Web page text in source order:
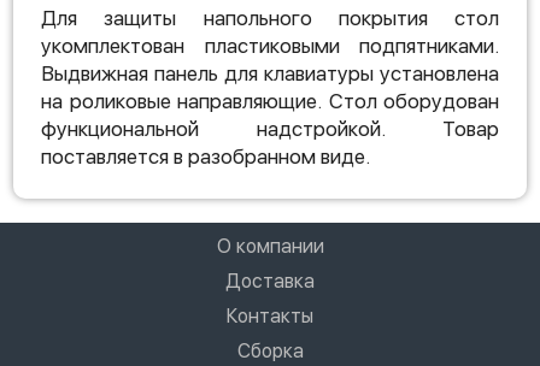
Для защиты напольного покрытия стол
укомплектован пластиковыми подпятниками.
Выдвижная панель для клавиатуры установлена
на роликовые направляющие. Стол оборудован
функциональной надстройкой. Товар
поставляется в разобранном виде.
О компании
Доставка
Контакты
Сборка